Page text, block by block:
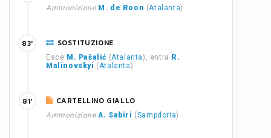
Ammonizione M. de Roon (Atalanta)
SOSTITUZIONE
Esce M. Pašalić (Atalanta), entra R.
Malinovskyi (Atalanta)
83'
CARTELLINO GIALLO
Ammonizione A. Sabiri (Sampdoria)
81'